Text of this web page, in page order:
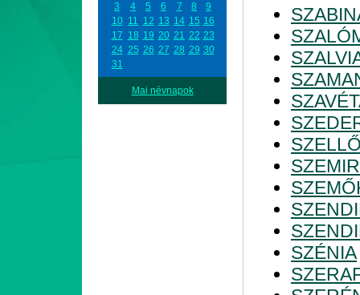
3
4 5 6 7 8
9
10 11 12 13 14 15 16
17 18 19 20 21 22 23
24 25 26 27 28 29 30
31
Mai névnapok
SZÉNIA